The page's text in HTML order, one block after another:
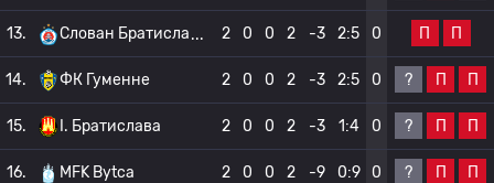
13. Слован Братисла 2 0 0 2 -3 2:5 0 П П
14. ФК Гуменне 2 0 0 2 -3 2:5 0 ? П П
15. I. Братислава 2 0 0 2 -3 1:4 0 ? П П
16. MFK Bytca 2 0 0 2 -9 0:9 0 ? П П